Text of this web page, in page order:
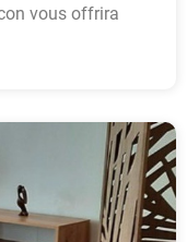
vous offrira